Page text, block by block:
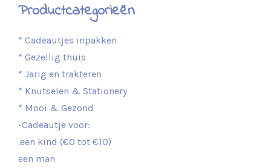
Productcategorieën
* Cadeautjes inpakken
* Gezellig thuis
* Jarig en trakteren
* Knutselen & Stationery
* Mooi & Gezond
-Cadeautje voor:
.een kind (€0 tot €10)
een man